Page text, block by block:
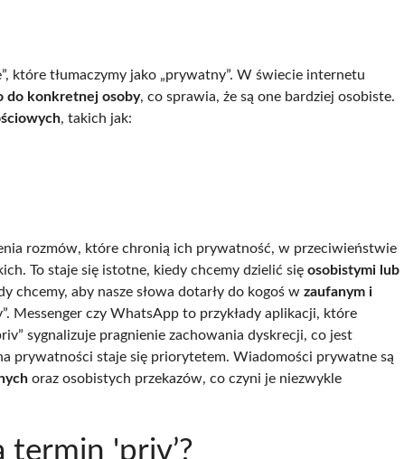
które tłumaczymy jako „prywatny”. W świecie internetu
do konkretnej osoby, co sprawia, że są one bardziej osobiste.
, takich jak:
rozmów, które chronią ich prywatność, w przeciwieństwie
To staje się istotne, kiedy chcemy dzielić się osobistymi lub
chcemy, aby nasze słowa dotarły do kogoś w zaufanym i
Messenger czy WhatsApp to przykłady aplikacji, które
sygnalizuje pragnienie zachowania dyskrecji, co jest
prywatności staje się priorytetem. Wiadomości prywatne są
oraz osobistych przekazów, co czyni je niezwykle
'priv’?